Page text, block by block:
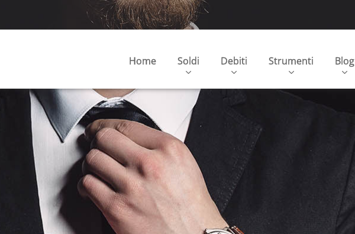
Home Soldi Debiti Strumenti Blog